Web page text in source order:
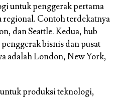
untuk penggerak pertama
regional. Contoh terdekatnya
dan Seattle. Kedua, hub
bisnis dan pusat
adalah London, New York,
produksi teknologi,